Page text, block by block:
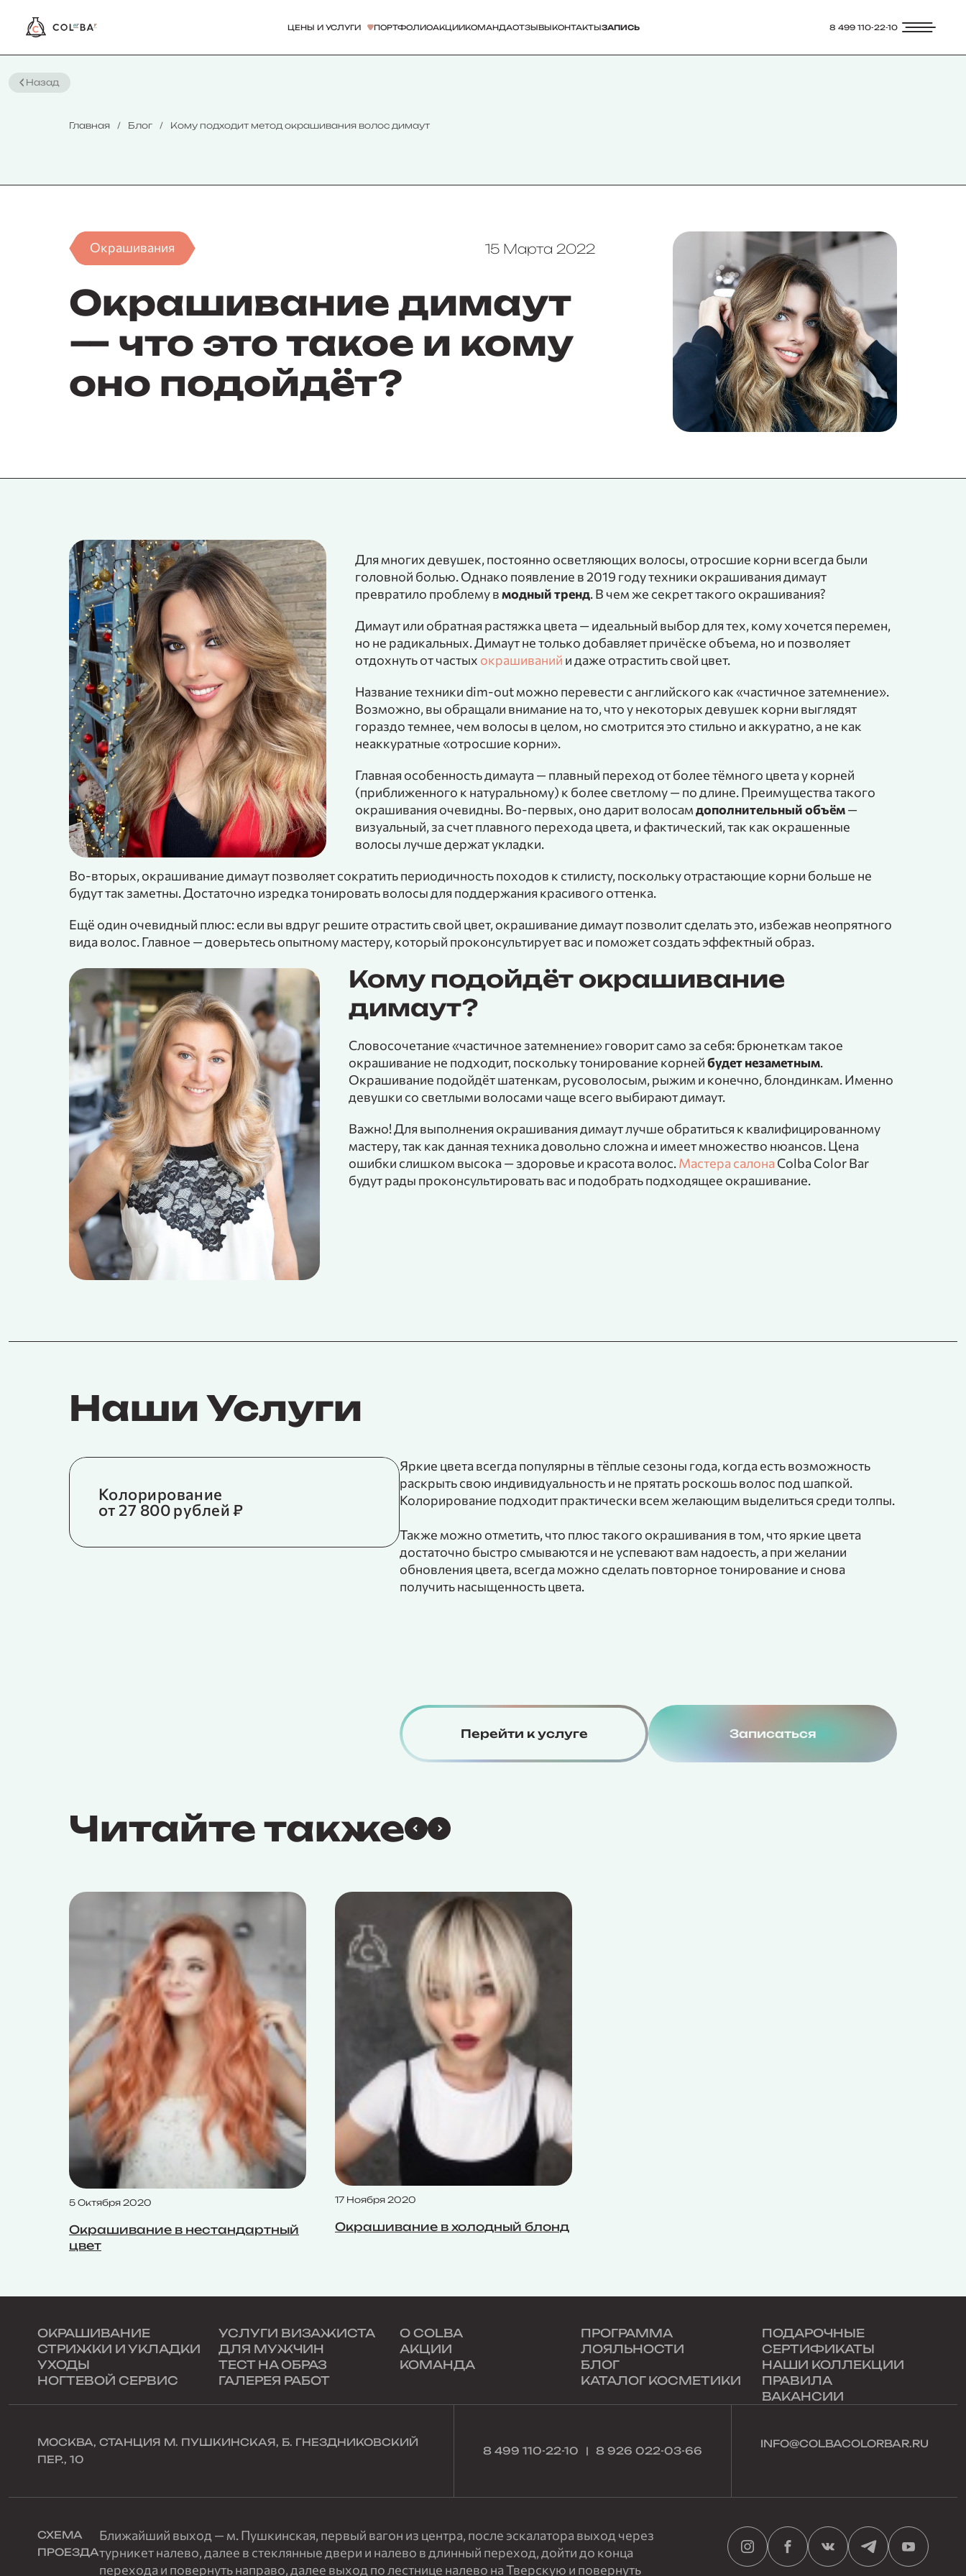
ЦЕНЫ И УСЛУГИ ПОРТФОЛИОАКЦИИКОМАНДАОТЗЫВЫКОНТАКТЫЗАПИСЬ 8 499 110-22-10
Назад
Главная Блог Кому подходит метод окрашивания волос димаут
Окрашивания 15 Марта 2022
Окрашивание димаут
— что это такое и кому
оно подойдёт?
Для многих девушек, постоянно осветляющих волосы, отросшие корни всегда были
головной болью. Однако появление в 2019 году техники окрашивания димаут
превратило проблему вмодный тренд. В чем же секрет такого окрашивания?
Димаут или обратная растяжка цвета — идеальный выбор для тех, кому хочется перемен,
но не радикальных. Димаут не только добавляет причёске объема, но и позволяет
отдохнуть от частых окрашиваний и даже отрастить свой цвет.
Название техники dim-out можно перевести с английского как «частичное затемнение».
Возможно, вы обращали внимание на то, что у некоторых девушек корни выглядят
гораздо темнее, чем волосы в целом, но смотрится это стильно и аккуратно, а не как
неаккуратные «отросшие корни».
Главная особенность димаута — плавный переход от более тёмного цвета у корней
(приближенного к натуральному) к более светлому — по длине. Преимущества такого
окрашивания очевидны. Во-первых, оно дарит волосамдополнительный объём—
визуальный, за счет плавного перехода цвета, и фактический, так как окрашенные
волосы лучше держат укладки.
Во-вторых, окрашивание димаут позволяет сократить периодичность походов к стилисту, поскольку отрастающие корни больше не
будут так заметны. Достаточно изредка тонировать волосы для поддержания красивого оттенка.
Ещё один очевидный плюс: если вы вдруг решите отрастить свой цвет, окрашивание димаут позволит сделать это, избежав неопрятного
вида волос. Главное — доверьтесь опытному мастеру, который проконсультирует вас и поможет создать эффектный образ.
Кому подойдёт окрашивание
димаут?
Словосочетание «частичное затемнение» говорит само за себя: брюнеткам такое
окрашивание не подходит, поскольку тонирование корнейбудет незаметным.
Окрашивание подойдёт шатенкам, русоволосым, рыжим и конечно, блондинкам. Именно
девушки со светлыми волосами чаще всего выбирают димаут.
Важно! Для выполнения окрашивания димаут лучше обратиться к квалифицированному
мастеру, так как данная техника довольно сложна и имеет множество нюансов. Цена
ошибки слишком высока — здоровье и красота волос.Мастера салона Colba Color Bar
будут рады проконсультировать вас и подобрать подходящее окрашивание.
Наши Услуги
Колорирование
от 27 800 рублей ₽
Окрашивание корней
от 10 500 ₽
Яркие цвета всегда популярны в тёплые сезоны года, когда есть возможность
раскрыть свою индивидуальность и не прятать роскошь волос под шапкой.
Колорирование подходит практически всем желающим выделиться среди толпы.
Также можно отметить, что плюс такого окрашивания в том, что яркие цвета
достаточно быстро смываются и не успевают вам надоесть, а при желании
обновления цвета, всегда можно сделать повторное тонирование и снова
получить насыщенность цвета.
Перейти к услуге Записаться
Читайте также
5 Октября 2020
Окрашивание в нестандартный
цвет
17 Ноября 2020
Окрашивание в холодный блонд
ОКРАШИВАНИЕ
СТРИЖКИ И УКЛАДКИ
УХОДЫ
НОГТЕВОЙ СЕРВИС
УСЛУГИ ВИЗАЖИСТА
ДЛЯ МУЖЧИН
ТЕСТ НА ОБРАЗ
ГАЛЕРЕЯ РАБОТ
О COLBA
АКЦИИ
КОМАНДА
ПРОГРАММА
ЛОЯЛЬНОСТИ
БЛОГ
КАТАЛОГ КОСМЕТИКИ
ПОДАРОЧНЫЕ
СЕРТИФИКАТЫ
НАШИ КОЛЛЕКЦИИ
ПРАВИЛА
ВАКАНСИИ
МОСКВА, СТАНЦИЯ М. ПУШКИНСКАЯ, Б. ГНЕЗДНИКОВСКИЙ
ПЕР., 10
8 499 110-22-10 8 926 022-03-66
INFO@COLBACOLORBAR.RU
СХЕМА
ПРОЕЗДА
Ближайший выход — м. Пушкинская, первый вагон из центра, после эскалатора выход через
турникет налево, далее в стеклянные двери и налево в длинный переход, дойти до конца
перехода и повернуть направо, далее выход по лестнице налево на Тверскую и повернуть